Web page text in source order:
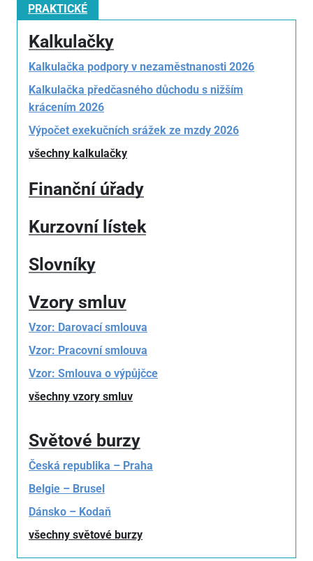
PRAKTICKÉ
Kalkulačky
Kalkulačka podpory v nezaměstnanosti 2026
Kalkulačka předčasného důchodu s nižším
krácením 2026
Výpočet exekučních srážek ze mzdy 2026
všechny kalkulačky
Finanční úřady
Kurzovní lístek
Slovníky
Vzory smluv
Vzor: Darovací smlouva
Vzor: Pracovní smlouva
Vzor: Smlouva o výpůjčce
všechny vzory smluv
Světové burzy
Česká republika – Praha
Belgie – Brusel
Dánsko – Kodaň
všechny světové burzy